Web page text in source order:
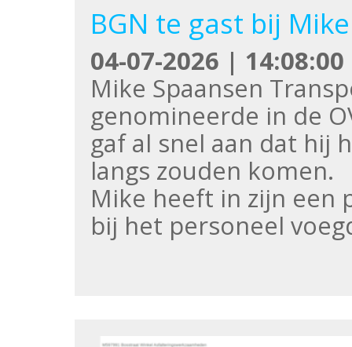
BGN te gast bij
04-07-2026 | 14:08:00
Mike Spaansen
genomineerde in de
gaf al snel aan dat hij
langs zouden komen.
Mike heeft in zijn een
bij het personeel